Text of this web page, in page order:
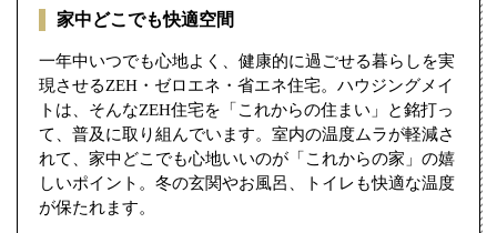
家中どこでも快適空間
一年中いつでも心地よく、健康的に過ごせる暮らしを実
現させるZEH・ゼロエネ・省エネ住宅。ハウジングメイ
トは、そんなZEH住宅を「これからの住まい」と銘打っ
て、普及に取り組んでいます。室内の温度ムラが軽減さ
れて、家中どこでも心地いいのが「これからの家」の嬉
しいポイント。冬の玄関やお風呂、トイレも快適な温度
が保たれます。